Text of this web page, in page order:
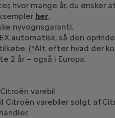
hvor mange år, du
her.
nyvognsgaranti.
automatisk, så den
(*Alt efter hvad der
2 år – også i Europa.
varebil.
Citroën varebiler solgt af